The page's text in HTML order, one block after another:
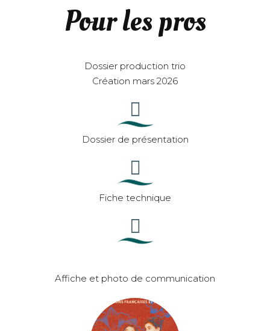
Pour les pros
Dossier production trio
Création mars 2026
Dossier de présentation
Fiche technique
Affiche et photo de communication